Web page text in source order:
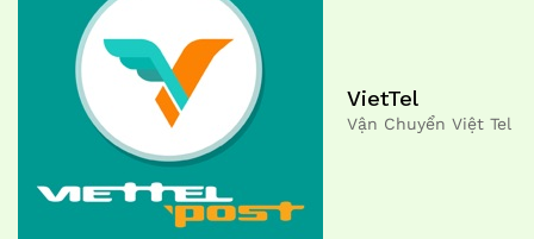
VietTel
Vận Chuyển Việt Tel